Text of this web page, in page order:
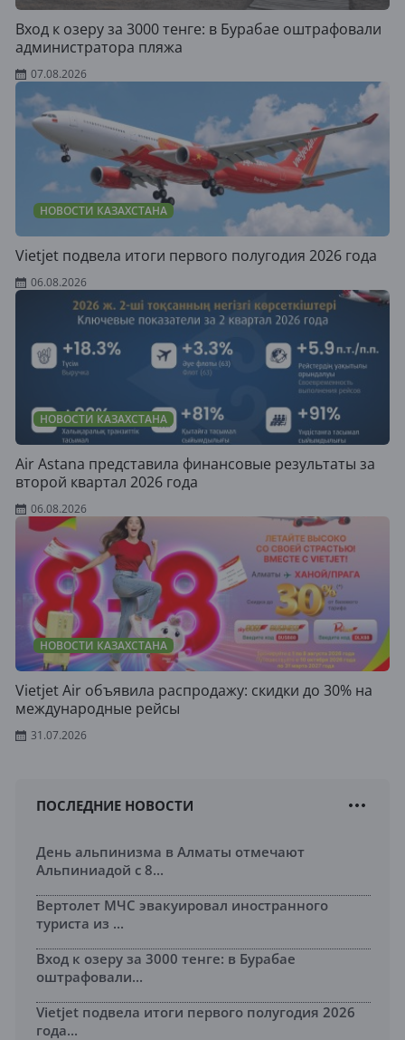
Вход к озеру за 3000 тенге: в Бурабае оштрафовали
администратора пляжа
07.08.2026
НОВОСТИ КАЗАХСТАНА
Vietjet подвела итоги первого полугодия 2026 года
06.08.2026
НОВОСТИ КАЗАХСТАНА
Air Astana представила финансовые результаты за
второй квартал 2026 года
06.08.2026
НОВОСТИ КАЗАХСТАНА
Vietjet Air объявила распродажу: скидки до 30% на
международные рейсы
31.07.2026
ПОСЛЕДНИЕ НОВОСТИ
День альпинизма в Алматы отмечают
Альпиниадой с 8...
Вертолет МЧС эвакуировал иностранного
туриста из ...
Вход к озеру за 3000 тенге: в Бурабае
оштрафовали...
Vietjet подвела итоги первого полугодия 2026
года...